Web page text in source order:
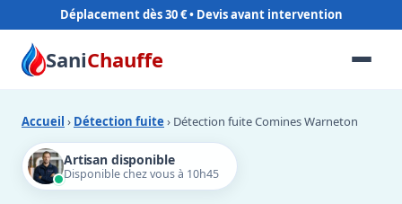
Déplacement dès 30 €
SaniChauffe
Accueil › Détection fuite › Détection fuite Comines Warneton
Artisan disponible
Disponible chez vous à 10h45